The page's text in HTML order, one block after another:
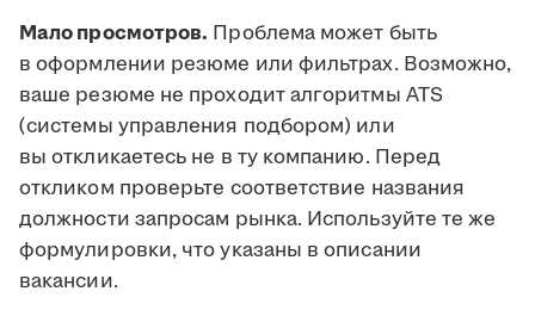
Мало просмотров. Проблема может быть
в оформлении резюме или фильтрах. Возможно,
ваше резюме не проходит алгоритмы ATS
(системы управления подбором) или
вы откликаетесь не в ту компанию. Перед
откликом проверьте соответствие названия
должности запросам рынка. Используйте те же
формулировки, что указаны в описании
вакансии.